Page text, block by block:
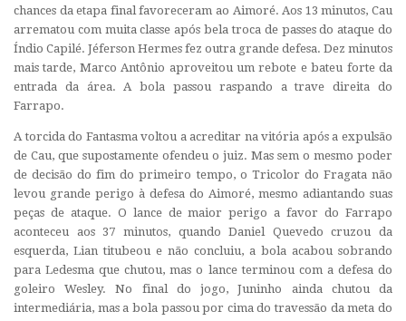
chances da etapa final favoreceram ao Aimoré. Aos 13 minutos, Cau
arrematou com muita classe após bela troca de passes do ataque do
Índio Capilé. Jéferson Hermes fez outra grande defesa. Dez minutos
mais tarde, Marco Antônio aproveitou um rebote e bateu forte da
entrada da área. A bola passou raspando a trave direita do
Farrapo.
A torcida do Fantasma voltou a acreditar na vitória após a expulsão
de Cau, que supostamente ofendeu o juiz. Mas sem o mesmo poder
de decisão do fim do primeiro tempo, o Tricolor do Fragata não
levou grande perigo à defesa do Aimoré, mesmo adiantando suas
peças de ataque. O lance de maior perigo a favor do Farrapo
aconteceu aos 37 minutos, quando Daniel Quevedo cruzou da
esquerda, Lian titubeou e não concluiu, a bola acabou sobrando
para Ledesma que chutou, mas o lance terminou com a defesa do
goleiro Wesley. No final do jogo, Juninho ainda chutou da
intermediária, mas a bola passou por cima do travessão da meta do